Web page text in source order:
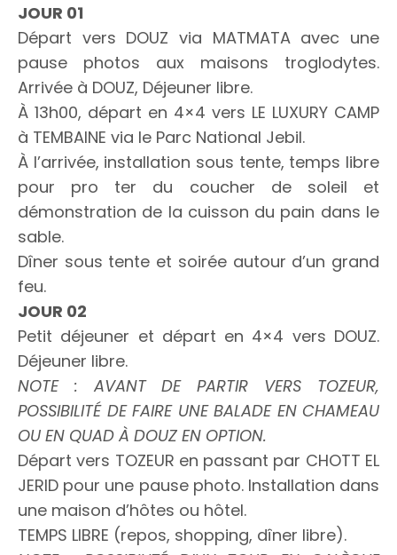
JOUR 01
Départ vers DOUZ via MATMATA avec une
pause photos aux maisons troglodytes.
Arrivée à DOUZ, Déjeuner libre.
À 13h00, départ en 4×4 vers LE LUXURY CAMP
à TEMBAINE via le Parc National Jebil.
À l’arrivée, installation sous tente, temps libre
pour pro ter du coucher de soleil et
démonstration de la cuisson du pain dans le
sable.
Dîner sous tente et soirée autour d’un grand
feu.
JOUR 02
Petit déjeuner et départ en 4×4 vers DOUZ.
Déjeuner libre.
NOTE : AVANT DE PARTIR VERS TOZEUR,
POSSIBILITÉ DE FAIRE UNE BALADE EN CHAMEAU
OU EN QUAD À DOUZ EN OPTION.
Départ vers TOZEUR en passant par CHOTT EL
JERID pour une pause photo. Installation dans
une maison d’hôtes ou hôtel.
TEMPS LIBRE (repos, shopping, dîner libre).